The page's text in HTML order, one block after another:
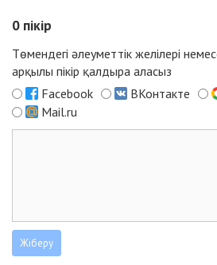
0 пікір
Төмендегі әлеуметтік желілері
арқылы пікір қалдыра аласыз
Facebook
ВКонтакте
Mail.ru